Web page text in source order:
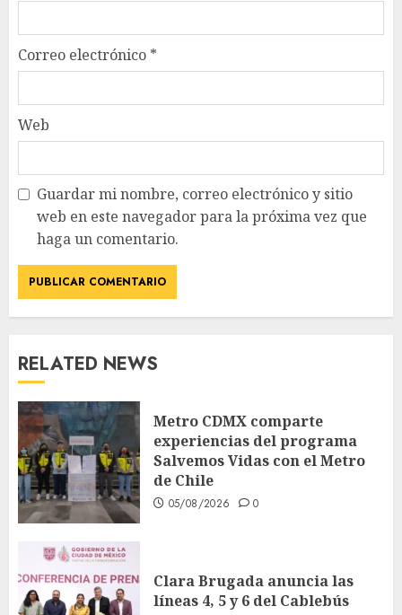
Correo electrónico *
Web
Guardar mi nombre, correo electrónico y sitio
web en este navegador para la próxima vez que
haga un comentario.
RELATED NEWS
Metro CDMX comparte
experiencias del programa
Salvemos Vidas con el Metro
de Chile
05/08/2026 0
Clara Brugada anuncia las
líneas 4, 5 y 6 del Cablebús